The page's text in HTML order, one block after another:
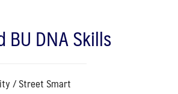
BU DNA Skills
/ Street Smart